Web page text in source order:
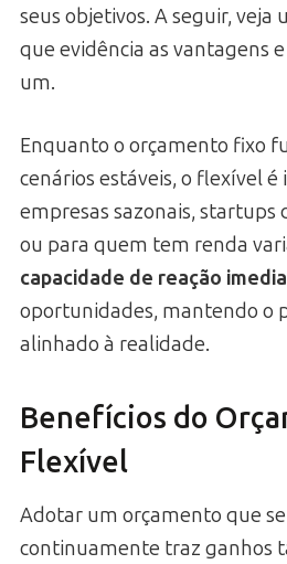
seus objetivos. A seguir, veja
que evidência as vantagens
um.
Enquanto o orçamento fixo
cenários estáveis, o flexível é
empresas sazonais, startups
ou para quem tem renda
capacidade de reação
oportunidades, mantendo o
alinhado à realidade.
Benefícios do
Flexível
Adotar um orçamento que
continuamente traz ganhos